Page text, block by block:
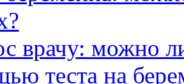
врачу: можно
теста на